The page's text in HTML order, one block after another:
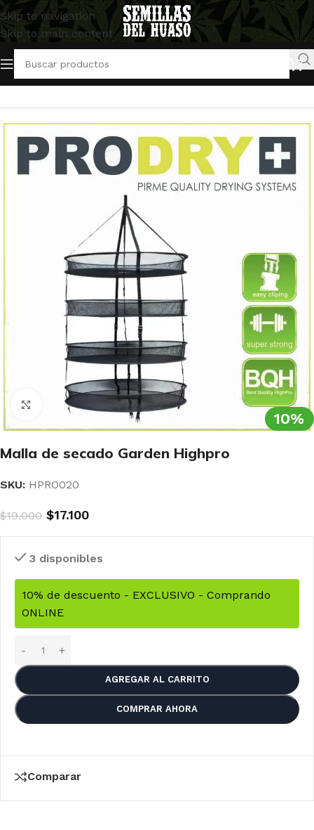
Skip to navigation
Skip to main content
Inicio/Artículos Indoor
10%
Clic para ampliar
Malla de secado Garden Highpro
SKU: HPRO020
$19.000 $17.100
3 disponibles
10% de descuento - EXCLUSIVO - Comprando
ONLINE
AGREGAR AL CARRITO
COMPRAR AHORA
Comparar